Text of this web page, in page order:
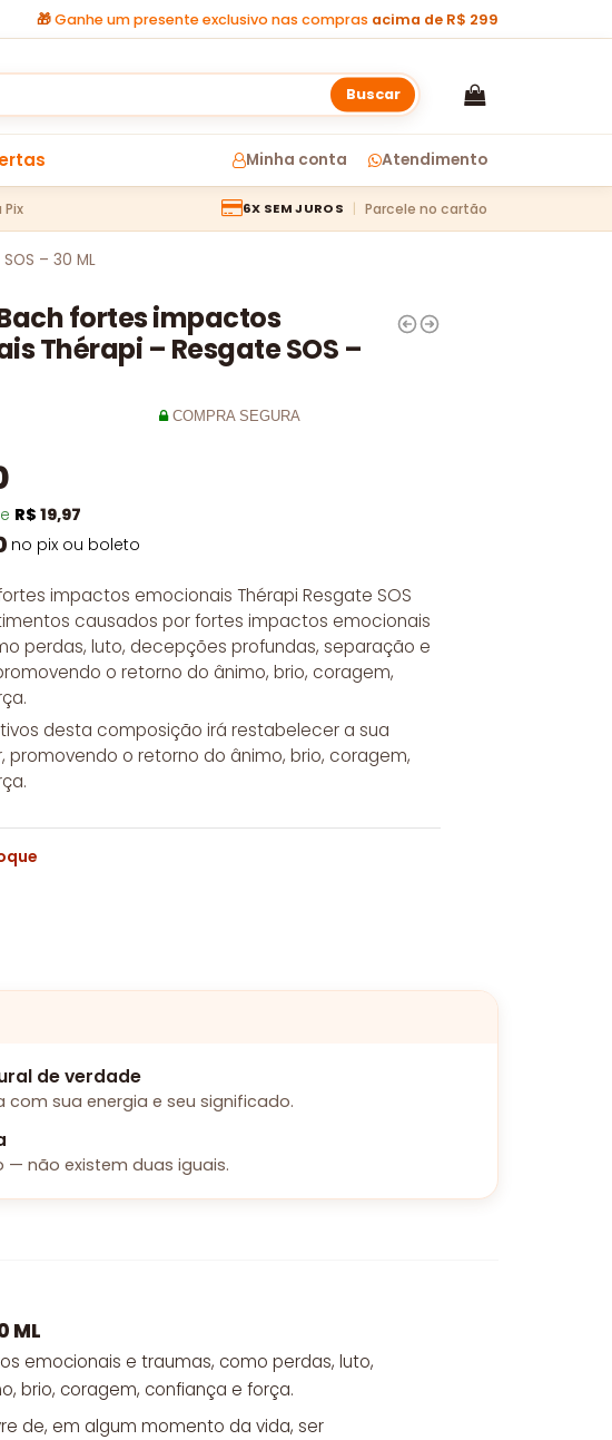
🎁Ganhe um presente exclusivo nas compras acima de R$ 299
Buscar
Minha conta Atendimento
6X SEM JUROS Parcele no cartão
– 30 ML
fortes impactos
Thérapi – Resgate SOS –
COMPRA SEGURA
R$ 19,97
no pix ou boleto
impactos emocionais Thérapi Resgate SOS
causados por fortes impactos emocionais
perdas, luto, decepções profundas, separação e
o retorno do ânimo, brio, coragem,
desta composição irá restabelecer a sua
promovendo o retorno do ânimo, brio, coragem,
de verdade
com sua energia e seu significado.
— não existem duas iguais.
ML
emocionais e traumas, como perdas, luto,
brio, coragem, confiança e força.
de, em algum momento da vida, ser